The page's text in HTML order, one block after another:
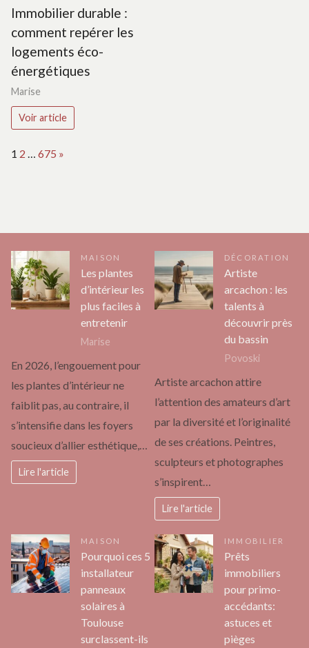
Immobilier durable :
comment repérer les
logements éco-
énergétiques
Marise
Voir article
Page:
1 2 … 675 Next
»
MAISON
Les plantes
d’intérieur les
plus faciles à
entretenir
Marise
En 2026, l’engouement pour
les plantes d’intérieur ne
faiblit pas, au contraire, il
s’intensifie dans les foyers
soucieux d’allier esthétique,…
Lire l'article
DÉCORATION
Artiste
arcachon : les
talents à
découvrir près
du bassin
Povoski
Artiste arcachon attire
l’attention des amateurs d’art
par la diversité et l’originalité
de ses créations. Peintres,
sculpteurs et photographes
s’inspirent…
Lire l'article
MAISON
Pourquoi ces 5
installateur
panneaux
solaires à
Toulouse
surclassent-ils
IMMOBILIER
Prêts
immobiliers
pour primo-
accédants:
astuces et
pièges